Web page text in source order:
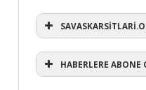
HABERLERE ABONE